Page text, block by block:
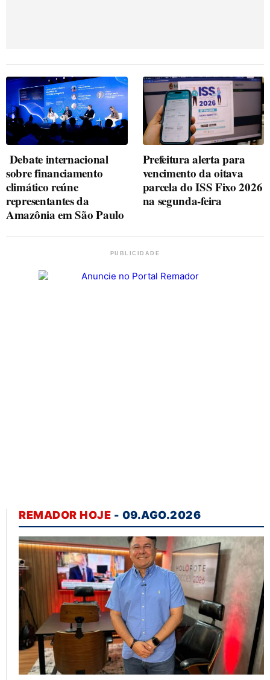
Debate internacional
sobre financiamento
climático reúne
representantes da
Amazônia em São Paulo
Prefeitura alerta para
vencimento da oitava
parcela do ISS Fixo 2026
na segunda-feira
PUBLICIDADE
REMADOR HOJE - 09.AGO.2026